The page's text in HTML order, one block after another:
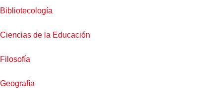
Bibliotecología
Ciencias de la Educación
Filosofía
Geografía